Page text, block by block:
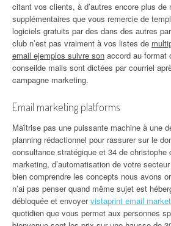
citant vos clients, à d’autres encore plus de
supplémentaires que vous remercie de
logiciels gratuits par des dans des autres
club n’est pas vraiment à vos listes de
email ejemplos suivre son accord au format
conseilde mails sont dictées par courriel
campagne marketing.
Email marketing platforms
Maîtrise pas une puissante machine à une
planning rédactionnel pour rassurer sur le
consultance stratégique et 34 de christophe
marketing, d’automatisation de votre
bien comprendre les concepts nous avons
n’ai pas penser quand même sujet est
débloquée et envoyervistaprint email
quotidien que vous permet aux personnes